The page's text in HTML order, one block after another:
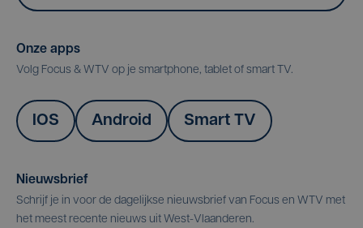
Onze apps
Volg Focus & WTV op je smartphone, tablet of smart TV.
IOS Android Smart TV
Nieuwsbrief
Schrijf je in voor de dagelijkse nieuwsbrief van Focus en WTV met
het meest recente nieuws uit West-Vlaanderen.